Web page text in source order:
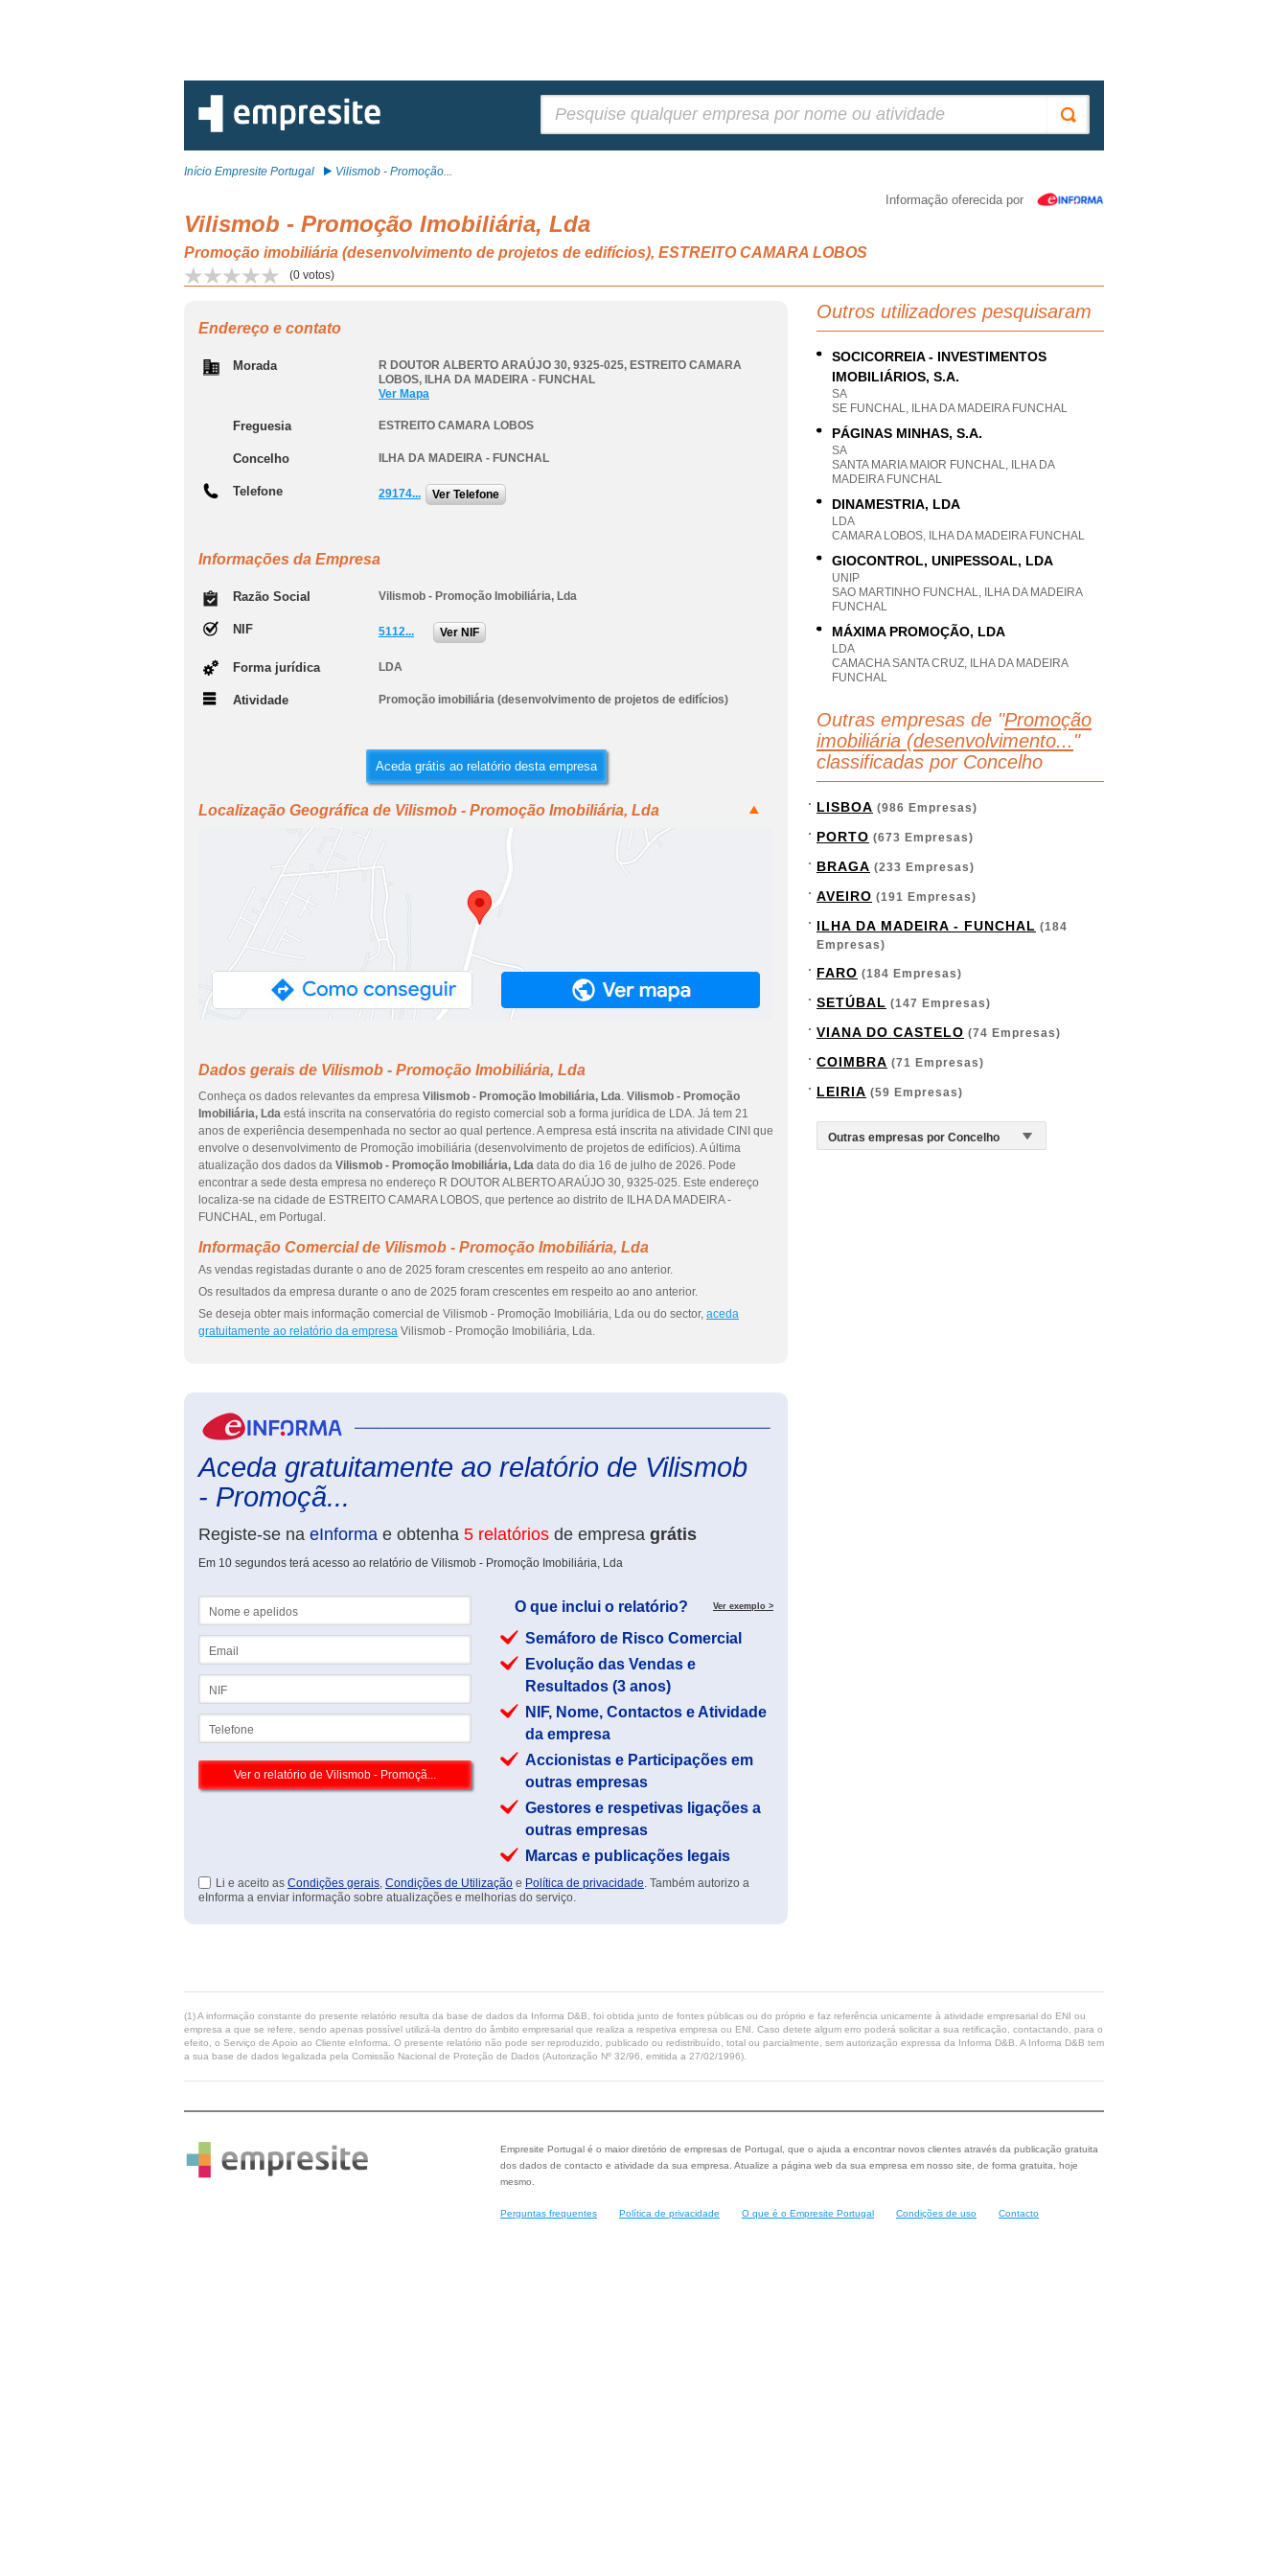
Início Empresite Portugal Vilismob - Promoção...
Informação oferecida por
Vilismob - Promoção Imobiliária, Lda
Promoção imobiliária (desenvolvimento de projetos de edifícios), ESTREITO CAMARA LOBOS
(0 votos)
Endereço e contato
Morada R DOUTOR ALBERTO ARAÚJO 30, 9325-025, ESTREITO CAMARA
LOBOS, ILHA DA MADEIRA - FUNCHAL
Ver Mapa
Freguesia ESTREITO CAMARA LOBOS
Concelho ILHA DA MADEIRA - FUNCHAL
Telefone 29174... Ver Telefone
Informações da Empresa
Razão Social Vilismob - Promoção Imobiliária, Lda
NIF 5112... Ver NIF
Forma jurídica LDA
Atividade Promoção imobiliária (desenvolvimento de projetos de edifícios)
Aceda grátis ao relatório desta empresa
Localização Geográfica de Vilismob - Promoção Imobiliária, Lda
Dados gerais de Vilismob - Promoção Imobiliária, Lda
Conheça os dados relevantes da empresa Vilismob - Promoção Imobiliária, Lda. Vilismob - Promoção
Imobiliária, Lda está inscrita na conservatória do registo comercial sob a forma jurídica de LDA. Já tem 21
anos de experiência desempenhada no sector ao qual pertence. A empresa está inscrita na atividade CINI que
envolve o desenvolvimento de Promoção imobiliária (desenvolvimento de projetos de edifícios). A última
atualização dos dados da Vilismob - Promoção Imobiliária, Lda data do dia 16 de julho de 2026. Pode
encontrar a sede desta empresa no endereço R DOUTOR ALBERTO ARAÚJO 30, 9325-025. Este endereço
localiza-se na cidade de ESTREITO CAMARA LOBOS, que pertence ao distrito de ILHA DA MADEIRA -
FUNCHAL, em Portugal.
Informação Comercial de Vilismob - Promoção Imobiliária, Lda
As vendas registadas durante o ano de 2025 foram crescentes em respeito ao ano anterior.
Os resultados da empresa durante o ano de 2025 foram crescentes em respeito ao ano anterior.
Se deseja obter mais informação comercial de Vilismob - Promoção Imobiliária, Lda ou do sector, aceda
gratuitamente ao relatório da empresa Vilismob - Promoção Imobiliária, Lda.
Aceda gratuitamente ao relatório de Vilismob
- Promoçã...
Registe-se na eInforma e obtenha 5 relatórios de empresa grátis
Em 10 segundos terá acesso ao relatório de Vilismob - Promoção Imobiliária, Lda
O que inclui o relatório? Ver exemplo >
Semáforo de Risco Comercial
Evolução das Vendas e
Resultados (3 anos)
NIF, Nome, Contactos e Atividade
da empresa
Accionistas e Participações em
outras empresas
Gestores e respetivas ligações a
outras empresas
Marcas e publicações legais
Li e aceito as Condições gerais, Condições de Utilização e Política de privacidade. Também autorizo a
eInforma a enviar informação sobre atualizações e melhorias do serviço.
Outros utilizadores pesquisaram
SOCICORREIA - INVESTIMENTOS
IMOBILIÁRIOS, S.A.
SA
SE FUNCHAL, ILHA DA MADEIRA FUNCHAL
PÁGINAS MINHAS, S.A.
SA
SANTA MARIA MAIOR FUNCHAL, ILHA DA
MADEIRA FUNCHAL
DINAMESTRIA, LDA
LDA
CAMARA LOBOS, ILHA DA MADEIRA FUNCHAL
GIOCONTROL, UNIPESSOAL, LDA
UNIP
SAO MARTINHO FUNCHAL, ILHA DA MADEIRA
FUNCHAL
MÁXIMA PROMOÇÃO, LDA
LDA
CAMACHA SANTA CRUZ, ILHA DA MADEIRA
FUNCHAL
Outras empresas de "Promoção
imobiliária (desenvolvimento... "
classificadas por Concelho
LISBOA (986 Empresas)
PORTO (673 Empresas)
BRAGA (233 Empresas)
AVEIRO (191 Empresas)
ILHA DA MADEIRA - FUNCHAL (184
Empresas)
FARO (184 Empresas)
SETÚBAL (147 Empresas)
VIANA DO CASTELO (74 Empresas)
COIMBRA (71 Empresas)
LEIRIA (59 Empresas)
(1) A informação constante do presente relatório resulta da base de dados da Informa D&B, foi obtida junto de fontes públicas ou do próprio e faz referência unicamente à atividade empresarial do ENI ou
empresa a que se refere, sendo apenas possível utilizá-la dentro do âmbito empresarial que realiza a respetiva empresa ou ENI. Caso detete algum erro poderá solicitar a sua retificação, contactando, para o
efeito, o Serviço de Apoio ao Cliente eInforma. O presente relatório não pode ser reproduzido, publicado ou redistribuído, total ou parcialmente, sem autorização expressa da Informa D&B. A Informa D&B tem
a sua base de dados legalizada pela Comissão Nacional de Proteção de Dados (Autorização Nº 32/96, emitida a 27/02/1996).
Empresite Portugal é o maior diretório de empresas de Portugal, que o ajuda a encontrar novos clientes através da publicação gratuita
dos dados de contacto e atividade da sua empresa. Atualize a página web da sua empresa em nosso site, de forma gratuita, hoje
mesmo.
Perguntas frequentes Política de privacidade O que é o Empresite Portugal Condições de uso Contacto